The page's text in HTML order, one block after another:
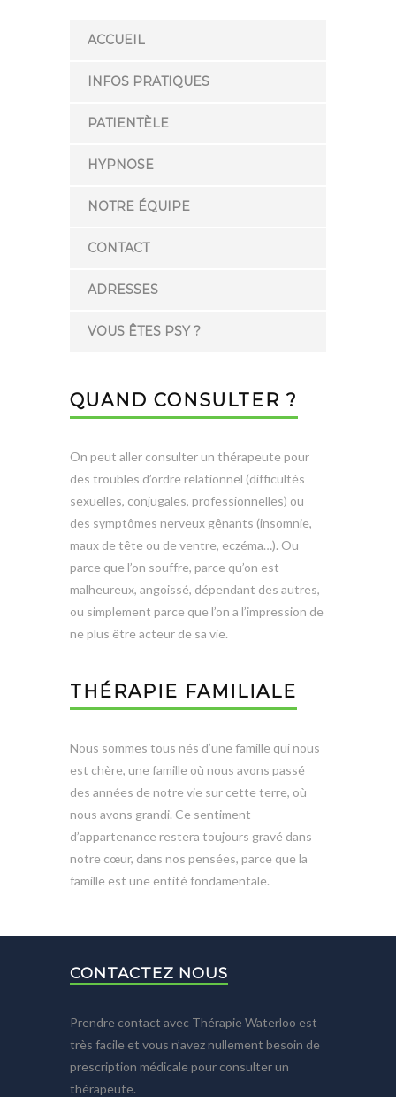
ACCUEIL
INFOS PRATIQUES
PATIENTÈLE
HYPNOSE
NOTRE ÉQUIPE
CONTACT
ADRESSES
VOUS ÊTES PSY ?
QUAND CONSULTER ?
On peut aller consulter un thérapeute pour
des troubles d’ordre relationnel (difficultés
sexuelles, conjugales, professionnelles) ou
des symptômes nerveux gênants (insomnie,
maux de tête ou de ventre, eczéma…). Ou
parce que l’on souffre, parce qu’on est
malheureux, angoissé, dépendant des autres,
ou simplement parce que l’on a l’impression de
ne plus être acteur de sa vie.
THÉRAPIE FAMILIALE
Nous sommes tous nés d’une famille qui nous
est chère, une famille où nous avons passé
des années de notre vie sur cette terre, où
nous avons grandi. Ce sentiment
d’appartenance restera toujours gravé dans
notre cœur, dans nos pensées, parce que la
famille est une entité fondamentale.
CONTACTEZ NOUS
Prendre contact avec Thérapie Waterloo est
très facile et vous n’avez nullement besoin de
prescription médicale pour consulter un
thérapeute.